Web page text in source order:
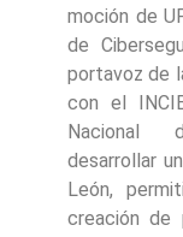
moción de
de
portavoz de
con el
Nacional
desarrollar
León,
creación de